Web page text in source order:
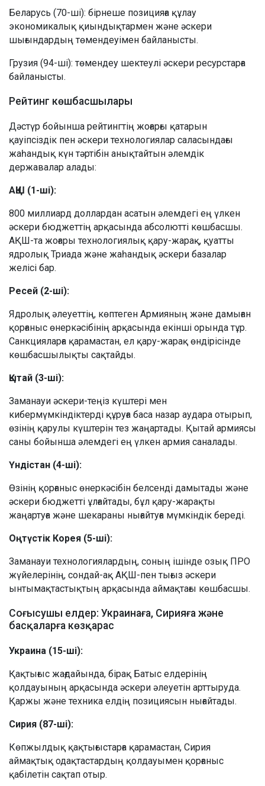
Беларусь (70-ші): бірнеше позицияға құлау
экономикалық қиындықтармен және әскери
шығындардың төмендеуімен байланысты.
Грузия (94-ші): төмендеу шектеулі әскери ресурстарға
байланысты.
Рейтинг көшбасшылары
Дәстүр бойынша рейтингтің жоғарғы қатарын
қауіпсіздік пен әскери технологиялар саласындағы
жаһандық күн тәртібін анықтайтын әлемдік
державалар алады:
АҚШ (1-ші):
800 миллиард доллардан асатын әлемдегі ең үлкен
әскери бюджеттің арқасында абсолютті көшбасшы.
АҚШ-та жоғары технологиялық қару-жарақ, қуатты
ядролық Триада және жаһандық әскери базалар
желісі бар.
Ресей (2-ші):
Ядролық әлеуеттің, көптеген Армияның және дамыған
қорғаныс өнеркәсібінің арқасында екінші орында тұр.
Санкцияларға қарамастан, ел қару-жарақ өндірісінде
көшбасшылықты сақтайды.
Қытай (3-ші):
Заманауи әскери-теңіз күштері мен
кибермүмкіндіктерді құруға баса назар аудара отырып,
өзінің қарулы күштерін тез жаңартады. Қытай армиясы
саны бойынша әлемдегі ең үлкен армия саналады.
Үндістан (4-ші):
Өзінің қорғаныс өнеркәсібін белсенді дамытады және
әскери бюджетті ұлғайтады, бұл қару-жарақты
жаңартуға және шекараны нығайтуға мүмкіндік береді.
Оңтүстік Корея (5-ші):
Заманауи технологиялардың, соның ішінде озық ПРО
жүйелерінің, сондай-ақ АҚШ-пен тығыз әскери
ынтымақтастықтың арқасында аймақтағы көшбасшы.
Соғысушы елдер: Украинаға, Сирияға және
басқаларға көзқарас
Украина (15-ші):
Қақтығыс жағдайында, бірақ Батыс елдерінің
қолдауының арқасында әскери әлеуетін арттыруда.
Қаржы және техника елдің позициясын нығайтады.
Сирия (87-ші):
Көпжылдық қақтығыстарға қарамастан, Сирия
аймақтық одақтастардың қолдауымен қорғаныс
қабілетін сақтап отыр.